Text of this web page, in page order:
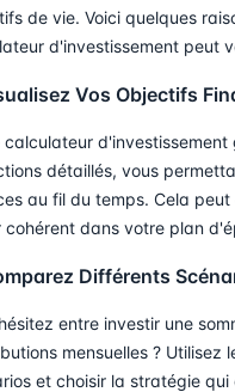
de vie. Voici quelques
d'investissement peut
Vos Objectifs
calculateur
détaillés, vous
au fil du temps. Cela
cohérent dans votre plan
Différents
entre investir une
mensuelles ?
et choisir la stratégie